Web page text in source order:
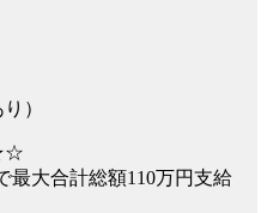
）
大合計総額110万円支給